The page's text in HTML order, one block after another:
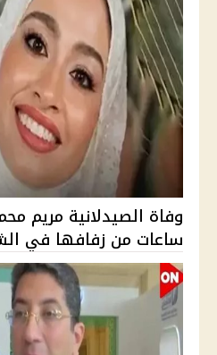
وفاة الصيدلانية مريم
ساعات من زفافها في